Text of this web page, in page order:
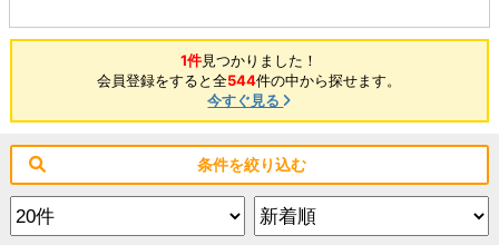
1件見つかりました！
会員登録をすると全544件の中から探せます。
今すぐ見る
条件を絞り込む